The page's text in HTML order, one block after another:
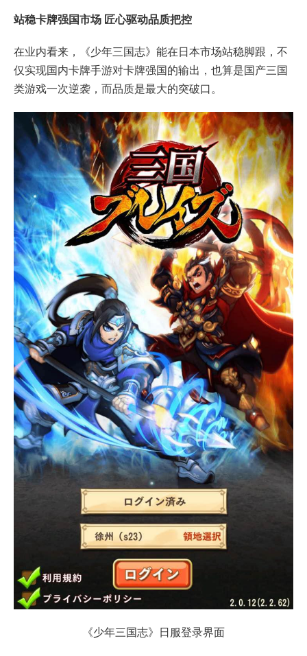
站稳卡牌强国市场 匠心驱动品质把控
在业内看来，《少年三国志》能在日本市场站稳脚跟，不
仅实现国内卡牌手游对卡牌强国的输出，也算是国产三国
类游戏一次逆袭，而品质是最大的突破口。
《少年三国志》日服登录界面